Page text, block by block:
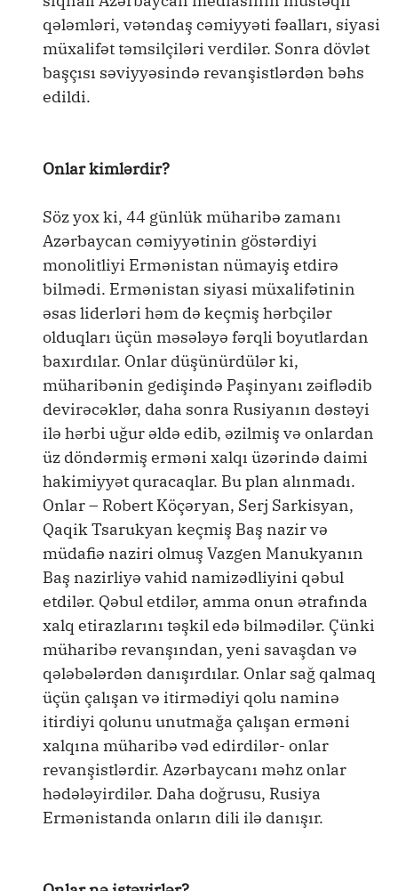
qələmləri, vətəndaş cəmiyyəti fəalları, siyasi
müxalifət təmsilçiləri verdilər. Sonra dövlət
başçısı səviyyəsində revanşistlərdən bəhs
edildi.
Onlar kimlərdir?
Söz yox ki, 44 günlük müharibə zamanı
Azərbaycan cəmiyyətinin göstərdiyi
monolitliyi Ermənistan nümayiş etdirə
bilmədi. Ermənistan siyasi müxalifətinin
əsas liderləri həm də keçmiş hərbçilər
olduqları üçün məsələyə fərqli boyutlardan
baxırdılar. Onlar düşünürdülər ki,
müharibənin gedişində Paşinyanı zəiflədib
devirəcəklər, daha sonra Rusiyanın dəstəyi
ilə hərbi uğur əldə edib, əzilmiş və onlardan
üz döndərmiş erməni xalqı üzərində daimi
hakimiyyət quracaqlar. Bu plan alınmadı.
Onlar – Robert Köçəryan, Serj Sarkisyan,
Qaqik Tsarukyan keçmiş Baş nazir və
müdafiə naziri olmuş Vazgen Manukyanın
Baş nazirliyə vahid namizədliyini qəbul
etdilər. Qəbul etdilər, amma onun ətrafında
xalq etirazlarını təşkil edə bilmədilər. Çünki
müharibə revanşından, yeni savaşdan və
qələbələrdən danışırdılar. Onlar sağ qalmaq
üçün çalışan və itirmədiyi qolu naminə
itirdiyi qolunu unutmağa çalışan erməni
xalqına müharibə vəd edirdilər- onlar
revanşistlərdir. Azərbaycanı məhz onlar
hədələyirdilər. Daha doğrusu, Rusiya
Ermənistanda onların dili ilə danışır.